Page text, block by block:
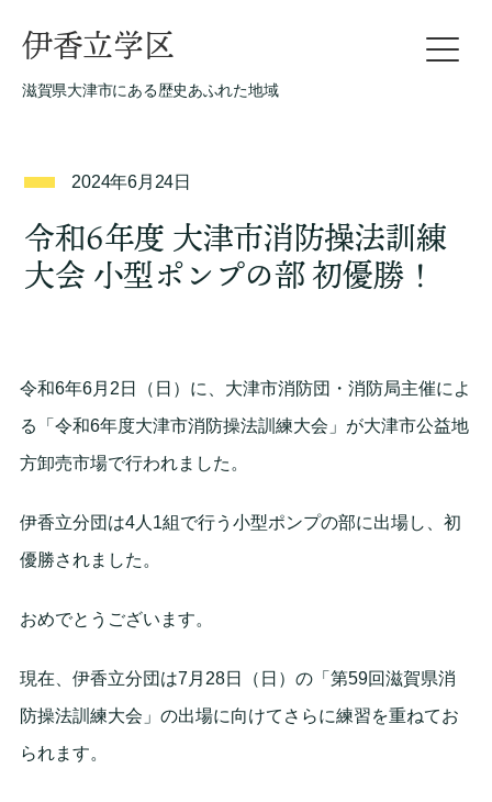
伊香立学区
滋賀県大津市にある歴史あふれた地域
2024年6月24日
令和6年度 大津市消防操法訓練
大会 小型ポンプの部 初優勝！
令和6年6月2日（日）に、大津市消防団・消防局主催によ
る「令和6年度大津市消防操法訓練大会」が大津市公益地
方卸売市場で行われました。
伊香立分団は4人1組で行う小型ポンプの部に出場し、初
優勝されました。
おめでとうございます。
現在、伊香立分団は7月28日（日）の「第59回滋賀県消
防操法訓練大会」の出場に向けてさらに練習を重ねてお
られます。